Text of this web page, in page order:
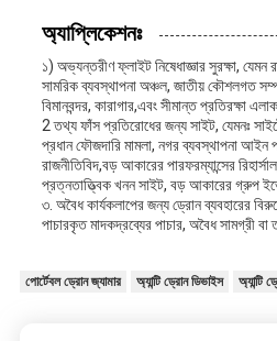
অ্যাপ্লিকেশনঃ
১) অভ্যন্তরীণ ফ্লাইট নিষেধাজ্ঞার সুরক্ষা, যেমন
সামরিক ব্যবস্থাপনা অঞ্চল, জাতীয় কৌশলগত
বিমানবন্দর, কারাগার,এবং সীমান্ত প্রতিরক্ষা
2 তথ্য ফাঁস প্রতিরোধের জন্য সাইট, যেমনঃ
প্রধান ফৌজদারি মামলা, নগর ব্যবস্থাপনা আইন
রাজনীতিবিদ,বড় আকারের পারফরম্যান্সের
প্রত্নতাত্ত্বিক খনন সাইট, বড় আকারের গ্রুপ
৩. অবৈধ কার্যকলাপের জন্য ড্রোন ব্যবহারের
পাচারকৃত মাদকদ্রব্যের পাচার, অবৈধ সামগ্রী
পোর্টেবল ড্রোন জ্যামার অ্যান্টি ড্রোন ডিভাইস অ্যান্টি